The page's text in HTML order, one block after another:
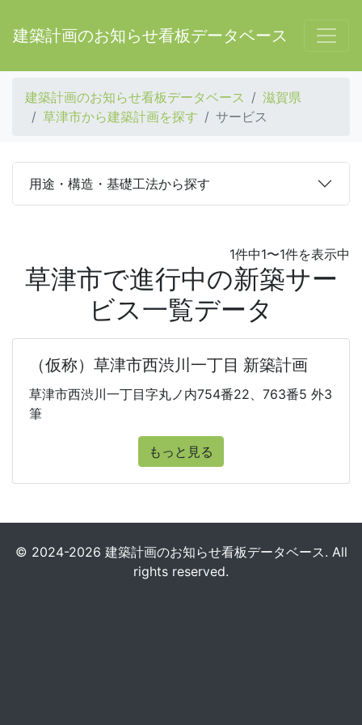
建築計画のお知らせ看板データベース
建築計画のお知らせ看板データベース
滋賀県
草津市から建築計画を探す
サービス
用途・構造・基礎工法から探す
1件中1〜1件を表示中
草津市で進行中の新築サー
ビス一覧データ
（仮称）草津市西渋川一丁目 新築計画
草津市西渋川一丁目字丸ノ内754番22、763番5 外3
筆
もっと見る
© 2024-2026 建築計画のお知らせ看板データベース. All
rights reserved.